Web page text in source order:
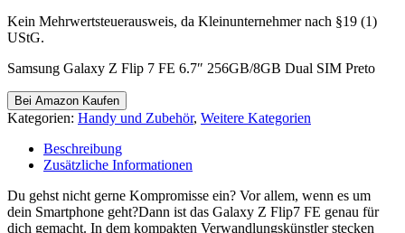
Kein Mehrwertsteuerausweis, da Kleinunternehmer nach §19 (1)
UStG.
Samsung Galaxy Z Flip 7 FE 6.7″ 256GB/8GB Dual SIM Preto
Bei Amazon Kaufen
Kategorien: Handy und Zubehör, Weitere Kategorien
Beschreibung
Zusätzliche Informationen
Du gehst nicht gerne Kompromisse ein? Vor allem, wenn es um
dein Smartphone geht?Dann ist das Galaxy Z Flip7 FE genau für
dich gemacht. In dem kompakten Verwandlungskünstler stecken